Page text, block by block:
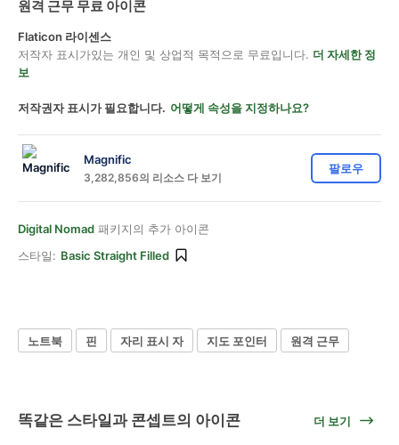
원격 근무 무료 아이콘
Flaticon 라이센스
저작자 표시가있는 개인 및 상업적 목적으로 무료입니다. 더 자세한 정
보
저작권자 표시가 필요합니다. 어떻게 속성을 지정하나요?
Magnific
3,282,856의 리소스 다 보기
팔로우
Digital Nomad 패키지의 추가 아이콘
스타일: Basic Straight Filled
노트북 핀 자리 표시 자 지도 포인터 원격 근무
똑같은 스타일과 콘셉트의 아이콘 더 보기